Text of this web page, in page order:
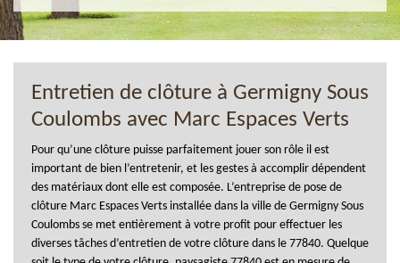
Entretien de clôture à Germigny Sous
Coulombs avec Marc Espaces Verts
Pour qu’une clôture puisse parfaitement jouer son rôle il est
important de bien l’entretenir, et les gestes à accomplir dépendent
des matériaux dont elle est composée. L’entreprise de pose de
clôture Marc Espaces Verts installée dans la ville de Germigny Sous
Coulombs se met entièrement à votre profit pour effectuer les
diverses tâches d’entretien de votre clôture dans le 77840. Quelque